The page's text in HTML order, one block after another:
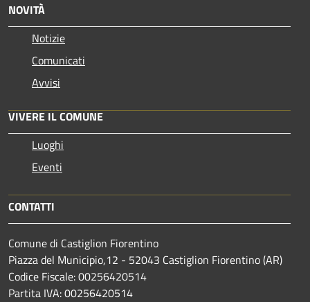
NOVITÀ
Notizie
Comunicati
Avvisi
VIVERE IL COMUNE
Luoghi
Eventi
CONTATTI
Comune di Castiglion Fiorentino
Piazza del Municipio,12 - 52043 Castiglion Fiorentino (AR)
Codice Fiscale: 00256420514
Partita IVA: 00256420514